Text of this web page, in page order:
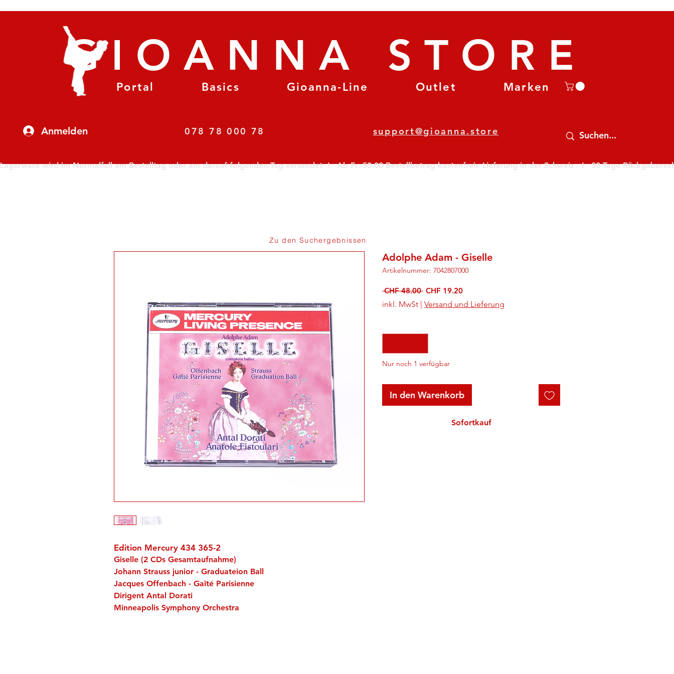
Anmelden
Portal Basics Gioanna-Line Outlet Marken
GIOANNA STORE
078 78 000 78 support@gioanna.store
Lagerware wird im Normalfall am Bestelltag oder am darauf folgenden Tag versendet  I   Ab Fr. 50.00 Bestellbetrag kostenfreie Lieferung in der Schweiz   I   30 Tage
Edition Mercury 434 365-2
Giselle (2 CDs Gesamtaufnahme)
Johann Strauss junior - Graduateion Ball
Jacques Offenbach - Gaîté Parisienne
Dirigent Antal Dorati
Minneapolis Symphony Orchestra
Adolphe Adam - Giselle
Artikelnummer: 7042807000
CHF 48.00 Standardpreis
CHF 19.20Sale-
Preis
inkl. MwSt | Versand und Lieferung
Nur noch 1 verfügbar
In den Warenkorb
Sofortkauf
Zu den Suchergebnissen